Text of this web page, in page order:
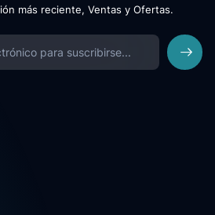
más reciente, Ventas y Ofertas.